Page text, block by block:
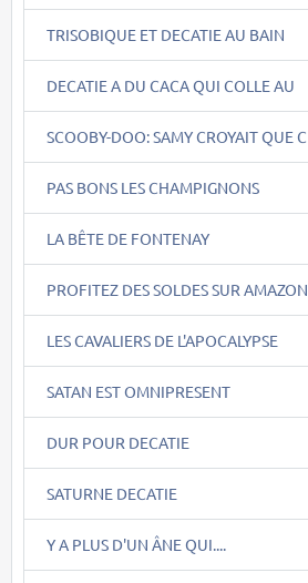
TRISOBIQUE ET DECATIE AU BAIN
DECATIE A DU CACA QUI COLLE AU
SCOOBY-DOO: SAMY CROYAIT QUE C
PAS BONS LES CHAMPIGNONS
LA BÊTE DE FONTENAY
PROFITEZ DES SOLDES SUR AMAZON
LES CAVALIERS DE L'APOCALYPSE
SATAN EST OMNIPRESENT
DUR POUR DECATIE
SATURNE DECATIE
Y A PLUS D'UN ÂNE QUI....